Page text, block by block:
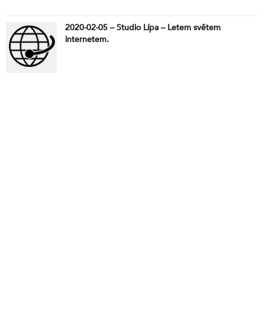
2020-02-05 – Studio Lípa – Letem světem
internetem.